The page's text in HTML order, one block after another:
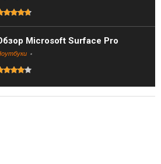
Microsoft Surface Pro